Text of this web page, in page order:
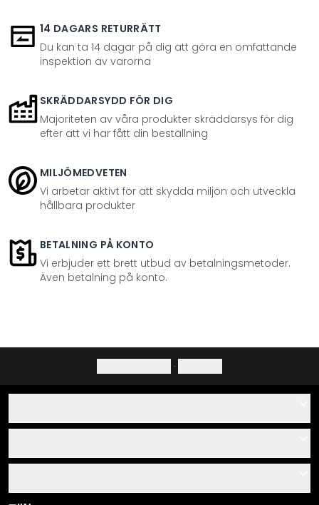
14 DAGARS RETURRÄTT
Du kan ta 14 dagar på dig att göra en omfattande
inspektion av varorna
SKRÄDDARSYDD FÖR DIG
Majoriteten av våra produkter skräddarsys för dig
efter att vi har fått din beställning
MILJÖMEDVETEN
Vi arbetar aktivt för att skydda miljön och utveckla
hållbara produkter
BETALNING PÅ KONTO
Vi erbjuder ett brett utbud av betalningsmetoder.
Även betalning på konto.
·
Om oss
Materialöversikt